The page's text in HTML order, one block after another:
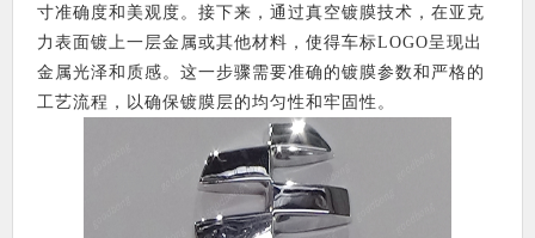
寸准确度和美观度。接下来，通过真空镀膜技术，在亚克
力表面镀上一层金属或其他材料，使得车标LOGO呈现出
金属光泽和质感。这一步骤需要准确的镀膜参数和严格的
工艺流程，以确保镀膜层的均匀性和牢固性。